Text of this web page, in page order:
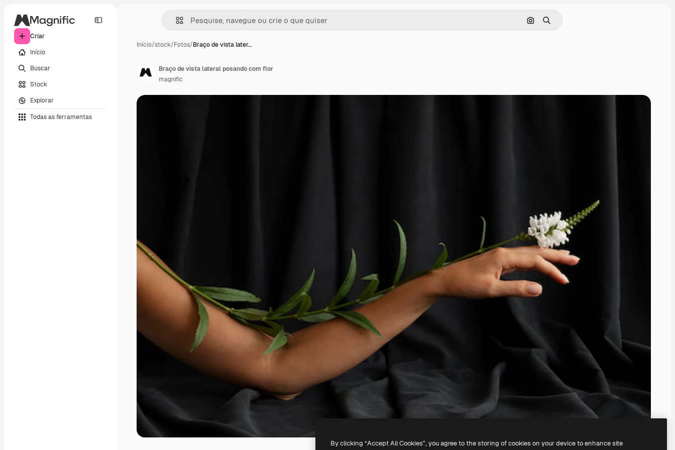
Criar
Início
Buscar
Stock
Explorar
Todas as ferramentas
Pesquisar por imagem
Buscar
Início/stock/Fotos/Braço de vista later…
Braço de vista lateral posando com flor
magnific
By clicking “Accept All Cookies”, you agree to the storing of cookies on your device to enhance site